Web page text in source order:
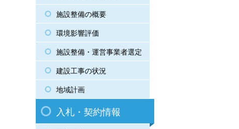
施設整備の概要
環境影響評価
施設整備・運営事業者選定
建設工事の状況
地域計画
入札・契約情報